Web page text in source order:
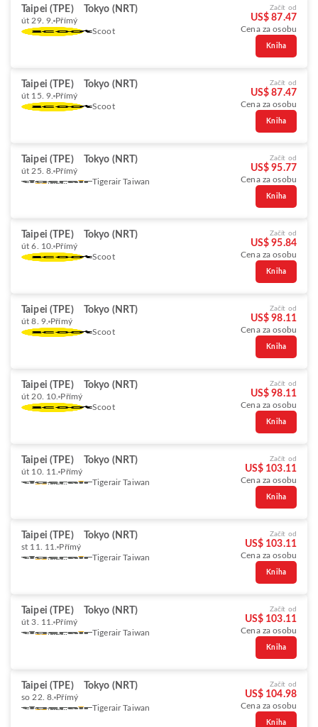
Taipei (TPE) Tokyo (NRT)
út 29. 9. Přímý
Scoot
Začít od
US$ 87.47
Cena za osobu
Kniha
Taipei (TPE) Tokyo (NRT)
út 15. 9. Přímý
Scoot
Začít od
US$ 87.47
Cena za osobu
Kniha
Taipei (TPE) Tokyo (NRT)
út 25. 8. Přímý
Tigerair Taiwan
Začít od
US$ 95.77
Cena za osobu
Kniha
Taipei (TPE) Tokyo (NRT)
út 6. 10. Přímý
Scoot
Začít od
US$ 95.84
Cena za osobu
Kniha
Taipei (TPE) Tokyo (NRT)
út 8. 9. Přímý
Scoot
Začít od
US$ 98.11
Cena za osobu
Kniha
Taipei (TPE) Tokyo (NRT)
út 20. 10. Přímý
Scoot
Začít od
US$ 98.11
Cena za osobu
Kniha
Taipei (TPE) Tokyo (NRT)
út 10. 11. Přímý
Tigerair Taiwan
Začít od
US$ 103.11
Cena za osobu
Kniha
Taipei (TPE) Tokyo (NRT)
st 11. 11. Přímý
Tigerair Taiwan
Začít od
US$ 103.11
Cena za osobu
Kniha
Taipei (TPE) Tokyo (NRT)
út 3. 11. Přímý
Tigerair Taiwan
Začít od
US$ 103.11
Cena za osobu
Kniha
Taipei (TPE) Tokyo (NRT)
so 22. 8. Přímý
Tigerair Taiwan
Začít od
US$ 104.98
Cena za osobu
Kniha